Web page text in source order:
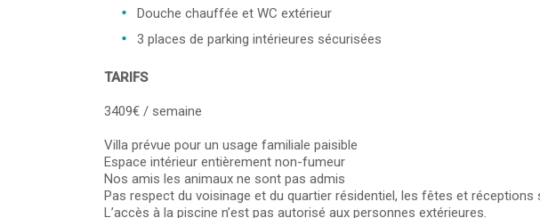
Douche chauffée et WC extérieur
3 places de parking intérieures sécurisées
TARIFS
3409€ / semaine
Villa prévue pour un usage familiale paisible
Espace intérieur entièrement non-fumeur
Nos amis les animaux ne sont pas admis
Pas respect du voisinage et du quartier résidentiel, les fêtes et
L’accès à la piscine n’est pas autorisé aux personnes extérieures.